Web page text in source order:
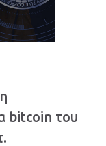
bitcoin του